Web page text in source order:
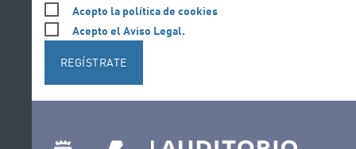
Acepto la política de cookies
Acepto el Aviso Legal.
REGÍSTRATE